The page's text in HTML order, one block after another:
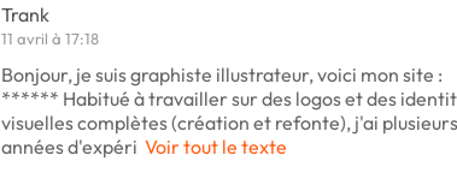
Trank
11 avril à 17:18
Bonjour, je suis graphiste illustrateur, voici mon site :
****** Habitué à travailler sur des logos et des
visuelles complètes (création et refonte), j'ai plusieurs
années d'expéri Voir tout le texte